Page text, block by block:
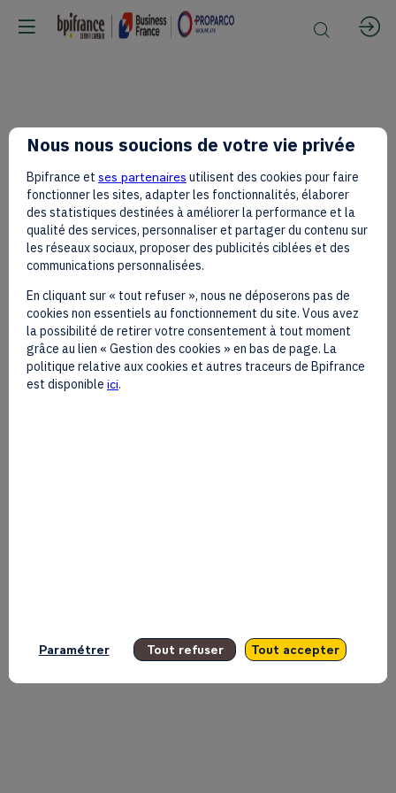
[Sur
Invitation]
—
Afrique
talents
et
Nous nous soucions de votre vie privée
Bpifrance et ses partenaires utilisent des cookies pour faire
fonctionner les sites, adapter les fonctionnalités, élaborer
des statistiques destinées à améliorer la performance et la
qualité des services, personnaliser et partager du contenu sur
les réseaux sociaux, proposer des publicités ciblées et des
communications personnalisées.
En cliquant sur « tout refuser », nous ne déposerons pas de
cookies non essentiels au fonctionnement du site. Vous avez
la possibilité de retirer votre consentement à tout moment
grâce au lien « Gestion des cookies » en bas de page. La
politique relative aux cookies et autres traceurs de Bpifrance
est disponible ici.
Paramétrer Tout refuser Tout accepter